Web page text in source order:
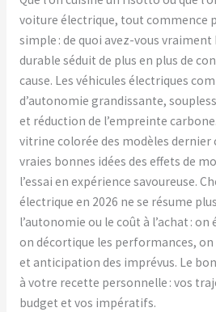
voiture électrique, tout commence
simple : de quoi avez-vous
durable séduit de plus en plus de
cause. Les véhicules électriques
d’autonomie grandissante,
et réduction de l’empreinte
vitrine colorée des modèles
vraies bonnes idées des effets de
l’essai en expérience savoureuse.
électrique en 2026 ne se résume
l’autonomie ou le coût à l’achat :
on décortique les performances,
et anticipation des imprévus. Le
à votre recette personnelle : vos
budget et vos impératifs.